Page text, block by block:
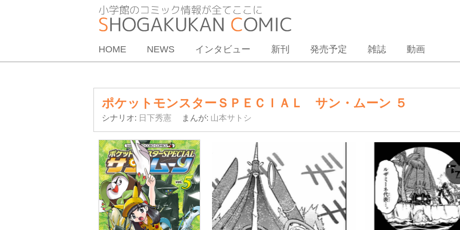
HOME NEWS インタビュー 新刊 発売予定 雑誌 動画
ポケットモンスターＳＰＥＣＩＡＬ サン・ムーン ５
シナリオ: 日下秀憲 まんが: 山本サトシ